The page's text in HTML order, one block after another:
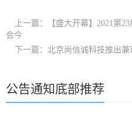
上一篇：【盛大开幕】2021第
会今
下一篇：北京尚信诚科技推出兼
公告通知底部推荐